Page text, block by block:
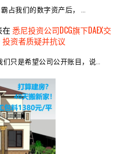
占我们的数字资产后， …
在 悉尼投资公司DCG旗下DAEX交
资者质疑并抗议
只是希望公司公开账目，说…